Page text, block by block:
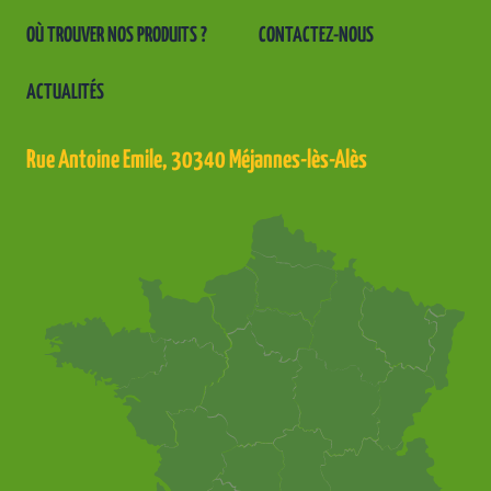
SAULIEU, Bourgogne-France-Comté, 21210
AU DRIVE EN POT
4 RUE JEAN LE ROND D ALEMBERT
AU FIL DES SAISONS
4 Bis pl Champ de Foire
CARHAIX, Bretagne, 29270
02 98 99 16 48
AU FIL DES SAISONS
OÙ TROUVER NOS PRODUITS ? CONTACTEZ-NOUS
ACTUALITÉS
Rue Antoine Emile, 30340 Méjannes-lès-Alès